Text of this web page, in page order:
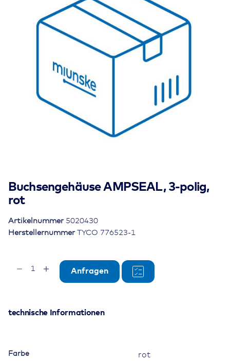
Buchsengehäuse AMPSEAL, 3-polig,
rot
Herstellernummer TYCO 776523-1
Artikelnummer 5020430
Buchsengehäuse
rot
Anfragen
technische Informationen
Farbe rot